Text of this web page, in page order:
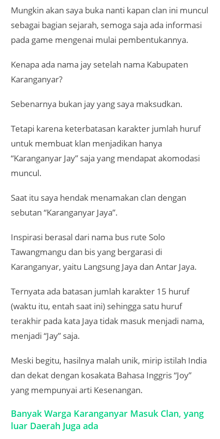
Mungkin akan saya buka nanti kapan clan ini muncul
sebagai bagian sejarah, semoga saja ada informasi
pada game mengenai mulai pembentukannya.
Kenapa ada nama jay setelah nama Kabupaten
Karanganyar?
Sebenarnya bukan jay yang saya maksudkan.
Tetapi karena keterbatasan karakter jumlah huruf
untuk membuat klan menjadikan hanya
“Karanganyar Jay” saja yang mendapat akomodasi
muncul.
Saat itu saya hendak menamakan clan dengan
sebutan “Karanganyar Jaya”.
Inspirasi berasal dari nama bus rute Solo
Tawangmangu dan bis yang bergarasi di
Karanganyar, yaitu Langsung Jaya dan Antar Jaya.
Ternyata ada batasan jumlah karakter 15 huruf
(waktu itu, entah saat ini) sehingga satu huruf
terakhir pada kata Jaya tidak masuk menjadi nama,
menjadi “Jay” saja.
Meski begitu, hasilnya malah unik, mirip istilah India
dan dekat dengan kosakata Bahasa Inggris “Joy”
yang mempunyai arti Kesenangan.
Banyak Warga Karanganyar Masuk Clan, yang
luar Daerah Juga ada